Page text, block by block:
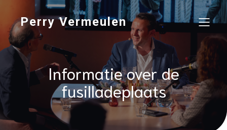
Perry Vermeulen
Informatie over de
fusilladeplaats